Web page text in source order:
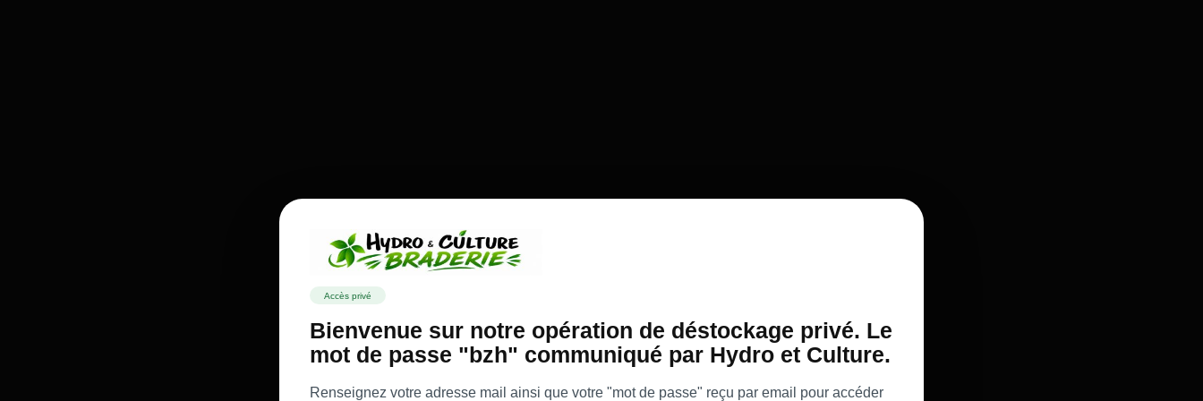
Accès privé
Bienvenue sur notre opération de déstockage privé. Le
mot de passe "bzh" communiqué par Hydro et Culture.
Renseignez votre adresse mail ainsi que votre "mot de passe" reçu par email pour accéder